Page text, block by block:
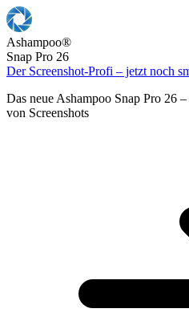
Ashampoo®
Snap Pro 26
Der Screenshot-Profi – jetzt noch
Das neue Ashampoo Snap Pro 26
von Screenshots